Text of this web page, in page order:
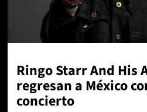
Ringo Starr And His
regresan a México
concierto